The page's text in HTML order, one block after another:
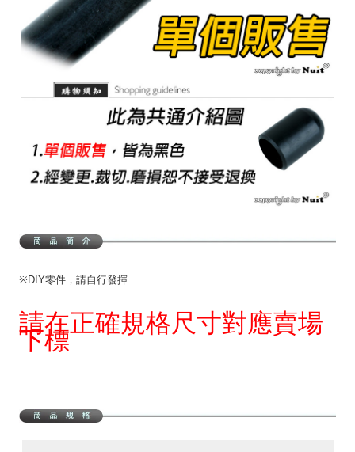
※DIY零件，請自行發揮
請在正確規格尺寸對應賣場
下標